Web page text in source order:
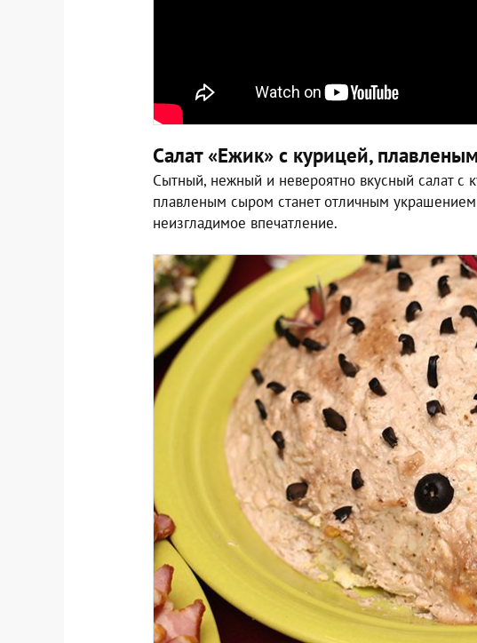
Салат «Ежик» с курицей,
Сытный, нежный и невероятно вкусный салат с
плавленым сыром станет отличным
неизгладимое впечатление.